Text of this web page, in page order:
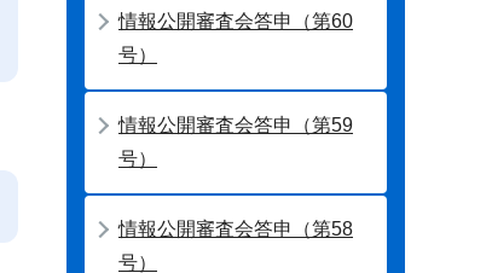
情報公開審査会答申（第60
号）
情報公開審査会答申（第59
号）
情報公開審査会答申（第58
号）